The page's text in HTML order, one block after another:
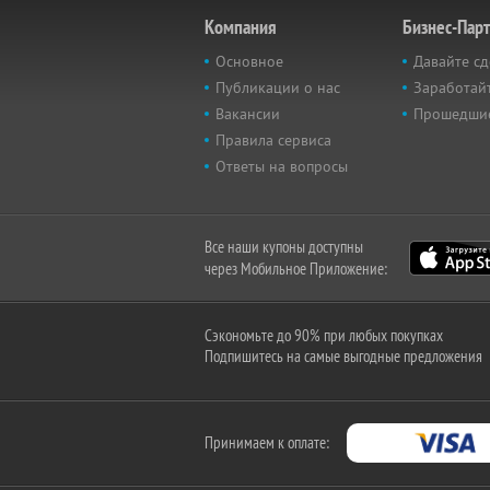
Компания
Основное
Публикации о нас
Вакансии
Правила сервиса
Ответы на вопросы
Бизнес-
Давайте
Все наши купоны доступны
через Мобильное Приложение:
Сэкономьте до 90% при любых покупках
Подпишитесь на самые выгодные предложения
Принимаем к оплате: